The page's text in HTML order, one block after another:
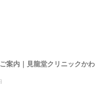
案内｜見龍堂クリニックかわ